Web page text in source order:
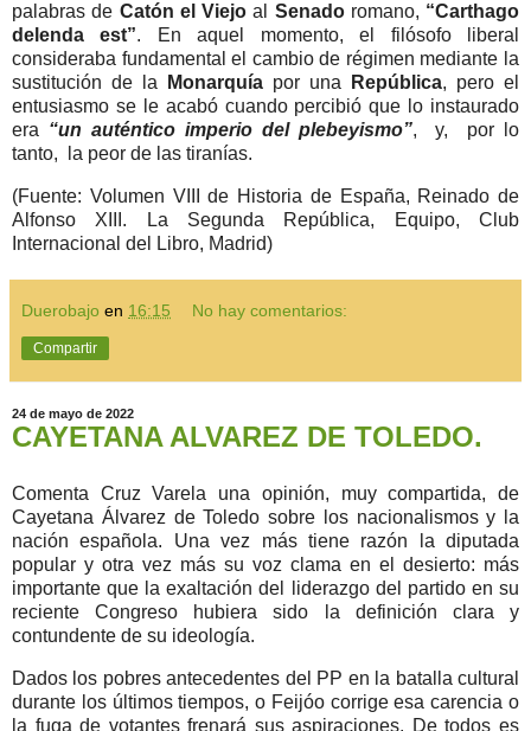
palabras de Catón el Viejo al Senadoromano, “Carthago
delenda est”. En aquel momento, el filósofo liberal
consideraba fundamental el cambio de régimen mediante la
sustitución de la
Monarquía por una República, pero el
entusiasmo se le acabó cuando percibió que lo instaurado
era “un auténtico imperio del plebeyismo”,
y, por lo
tanto, la peor de las tiranías.
(Fuente: Volumen VIII de Historia de España, Reinado de
Alfonso XIII. La Segunda República, Equipo, Club
Internacional del Libro, Madrid)
Duerobajo en 16:15 No hay comentarios:
Compartir
24 de mayo de 2022
CAYETANA ALVAREZ DE TOLEDO.
Comenta Cruz Varela una opinión, muy compartida, de
Cayetana Álvarez de Toledo sobre los nacionalismos y la
nación española. Una vez más tiene razón la diputada
popular y otra vez más su voz clama en el desierto: más
importante que la exaltación del liderazgo del partido en su
reciente Congreso hubiera sido la definición clara y
contundente de su ideología.
Dados los pobres antecedentes del PP en la batalla cultural
durante los últimos tiempos, o Feijóo corrige esa carencia o
la fuga de votantes frenará sus aspiraciones. De todos es